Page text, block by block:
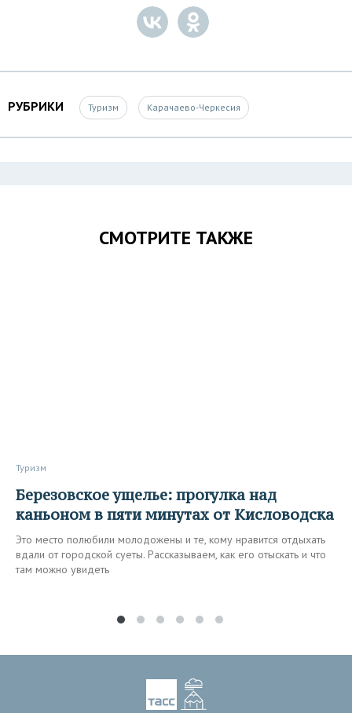
РУБРИКИ Туризм Карачаево-Черкесия
СМОТРИТЕ ТАКЖЕ
Туризм
Березовское ущелье: прогулка над
каньоном в пяти минутах от Кисловодска
Это место полюбили молодожены и те, кому нравится отдыхать
вдали от городской суеты. Рассказываем, как его отыскать и что
там можно увидеть